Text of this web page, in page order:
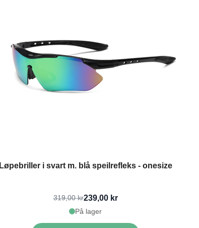
Løpebriller i svart m. blå speilrefleks - onesize
319,00 kr239,00 kr
På lager